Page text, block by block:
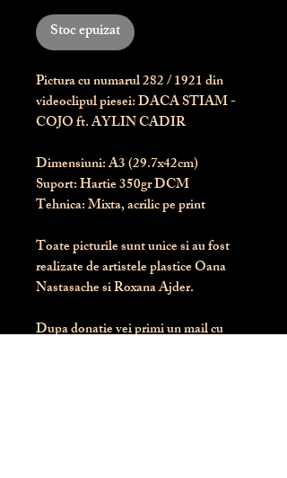
Stoc epuizat
Pictura cu numarul282/ 1921 din
videoclipul piesei: DACA STIAM -
COJO ft. AYLIN CADIR
Dimensiuni: A3 (29.7x42cm)
Suport: Hartie 350gr DCM
Tehnica: Mixta, acrilic pe print
Toate picturile sunt unice si au fost
realizate de artistele plastice Oana
Nastasache si Roxana Ajder.
Dupa donatie vei primi un mail cu